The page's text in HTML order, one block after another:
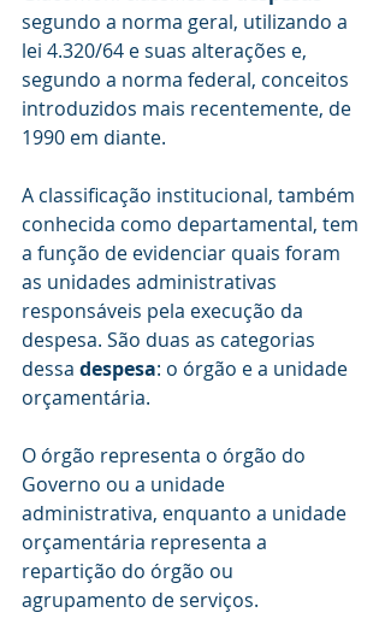
segundo a norma geral, utilizando a
lei 4.320/64 e suas alterações e,
segundo a norma federal, conceitos
introduzidos mais recentemente, de
1990 em diante.
A classificação institucional, também
conhecida como departamental, tem
a função de evidenciar quais foram
as unidades administrativas
responsáveis pela execução da
despesa. São duas as categorias
dessa despesa: o órgão e a unidade
orçamentária.
O órgão representa o órgão do
Governo ou a unidade
administrativa, enquanto a unidade
orçamentária representa a
repartição do órgão ou
agrupamento de serviços.